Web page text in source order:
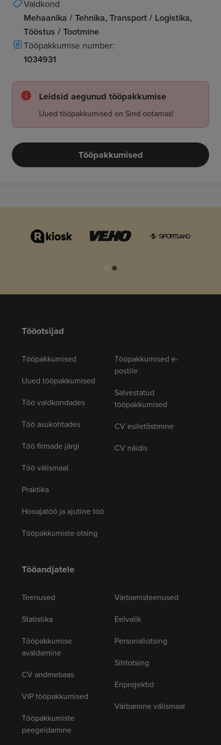
Valdkond
Mehaanika / Tehnika, Transport / Logistika,
Tööstus / Tootmine
Tööpakkumise number:
1034931
Leidsid aegunud tööpakkumise
Uued tööpakkumised on Sind ootamas!
Tööpakkumised
Tööotsijad
Tööpakkumised
Uued tööpakkumised
Töö valdkondades
Töö asukohtades
Töö firmade järgi
Töö välismaal
Praktika
Hooajatöö ja ajutine töö
Tööpakkumiste otsing
Tööpakkumised e-
postile
Salvestatud
tööpakkumised
CV esiletõstmine
CV näidis
Tööandjatele
Teenused
Statistika
Tööpakkumise
avaldamine
CV andmebaas
VIP tööpakkumised
Tööpakkumiste
peegeldamine
Värbamisteenused
Eelvalik
Personaliotsing
Sihtotsing
Eriprojektid
Värbamine välismaal